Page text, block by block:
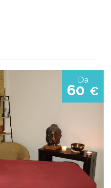
Da
60 €